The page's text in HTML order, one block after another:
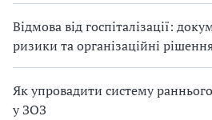
Відмова від госпіталізації:
ризики та організаційні
Як упровадити систему
у ЗОЗ